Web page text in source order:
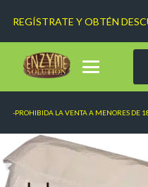
REGÍSTRATE Y OBTÉN
-PROHIBIDA LA VENTA A MENORES DE